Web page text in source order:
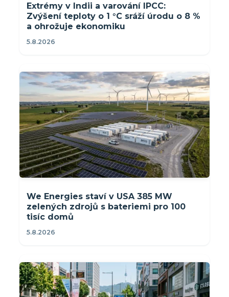
Extrémy v Indii a varování IPCC:
Zvýšení teploty o 1 °C sráží úrodu o 8 %
a ohrožuje ekonomiku
5.8.2026
We Energies staví v USA 385 MW
zelených zdrojů s bateriemi pro 100
tisíc domů
5.8.2026